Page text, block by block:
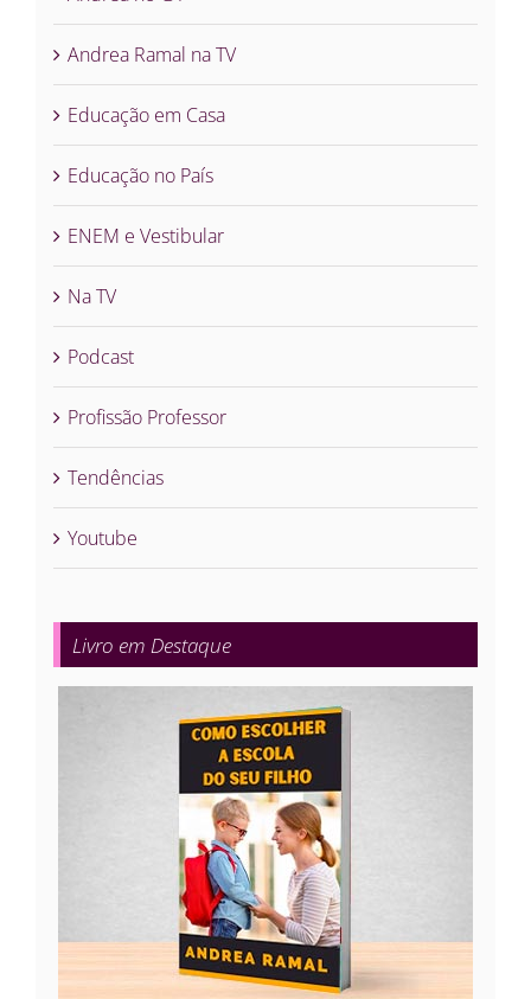
Andrea Ramal na TV
Educação em Casa
Educação no País
ENEM e Vestibular
Na TV
Podcast
Profissão Professor
Tendências
Youtube
Livro em Destaque